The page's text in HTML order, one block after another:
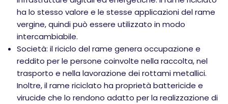
ha lo stesso valore e le stesse applicazioni del rame
vergine, quindi può essere utilizzato in modo
intercambiabile.
Società: il riciclo del rame genera occupazione e
reddito per le persone coinvolte nella raccolta, nel
trasporto e nella lavorazione dei rottami metallici.
Inoltre, il rame riciclato ha proprietà battericide e
virucide che lo rendono adatto per la realizzazione di